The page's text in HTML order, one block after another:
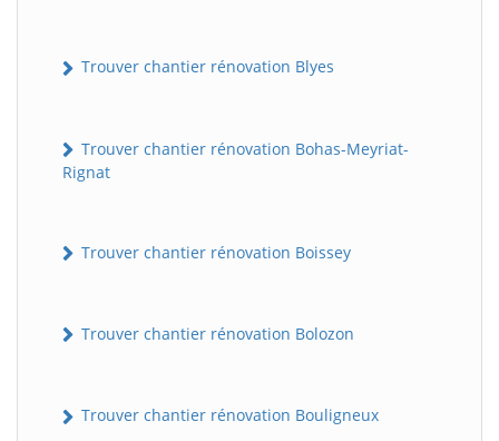
Trouver chantier rénovation Blyes
Trouver chantier rénovation Bohas-Meyriat-
Rignat
Trouver chantier rénovation Boissey
Trouver chantier rénovation Bolozon
Trouver chantier rénovation Bouligneux